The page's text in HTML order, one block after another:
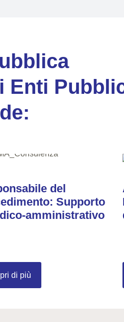
Enti
del
Supporto
amministrativo
di più